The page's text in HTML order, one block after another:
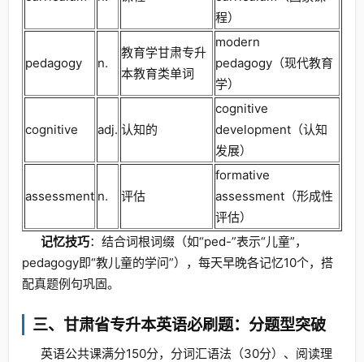
程）
pedagogy n.
教育学甘肃专升
本教育类单词
modern
pedagogy（现代教育
学）
cognitive adj. 认知的
cognitive
development（认知
发展）
assessment n. 评估
formative
assessment（形成性
评估）
记忆技巧：结合词根词缀（如“ped-”表示“儿童”，
pedagogy即“教儿童的学问”），每天早晚各记忆10个，搭
配真题例句巩固。
三、甘肃省专升本英语必刷题：分题型突破
英语公共课满分150分，分词汇语法（30分）、阅读理